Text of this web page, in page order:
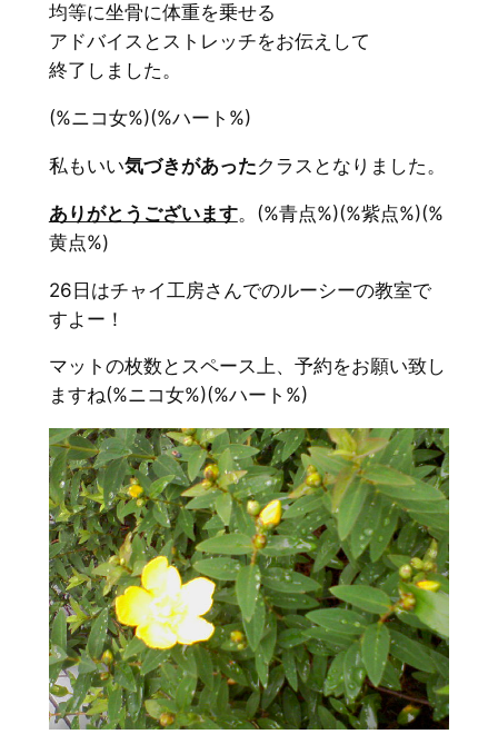
均等に坐骨に体重を乗せる
アドバイスとストレッチをお伝えして
終了しました。
(%ニコ女%)(%ハート%)
私もいい気づきがあったクラスとなりました。
ありがとうございます。(%青点%)(%紫点%)(%
黄点%)
26日はチャイ工房さんでのルーシーの教室で
すよー！
マットの枚数とスペース上、予約をお願い致し
ますね(%ニコ女%)(%ハート%)